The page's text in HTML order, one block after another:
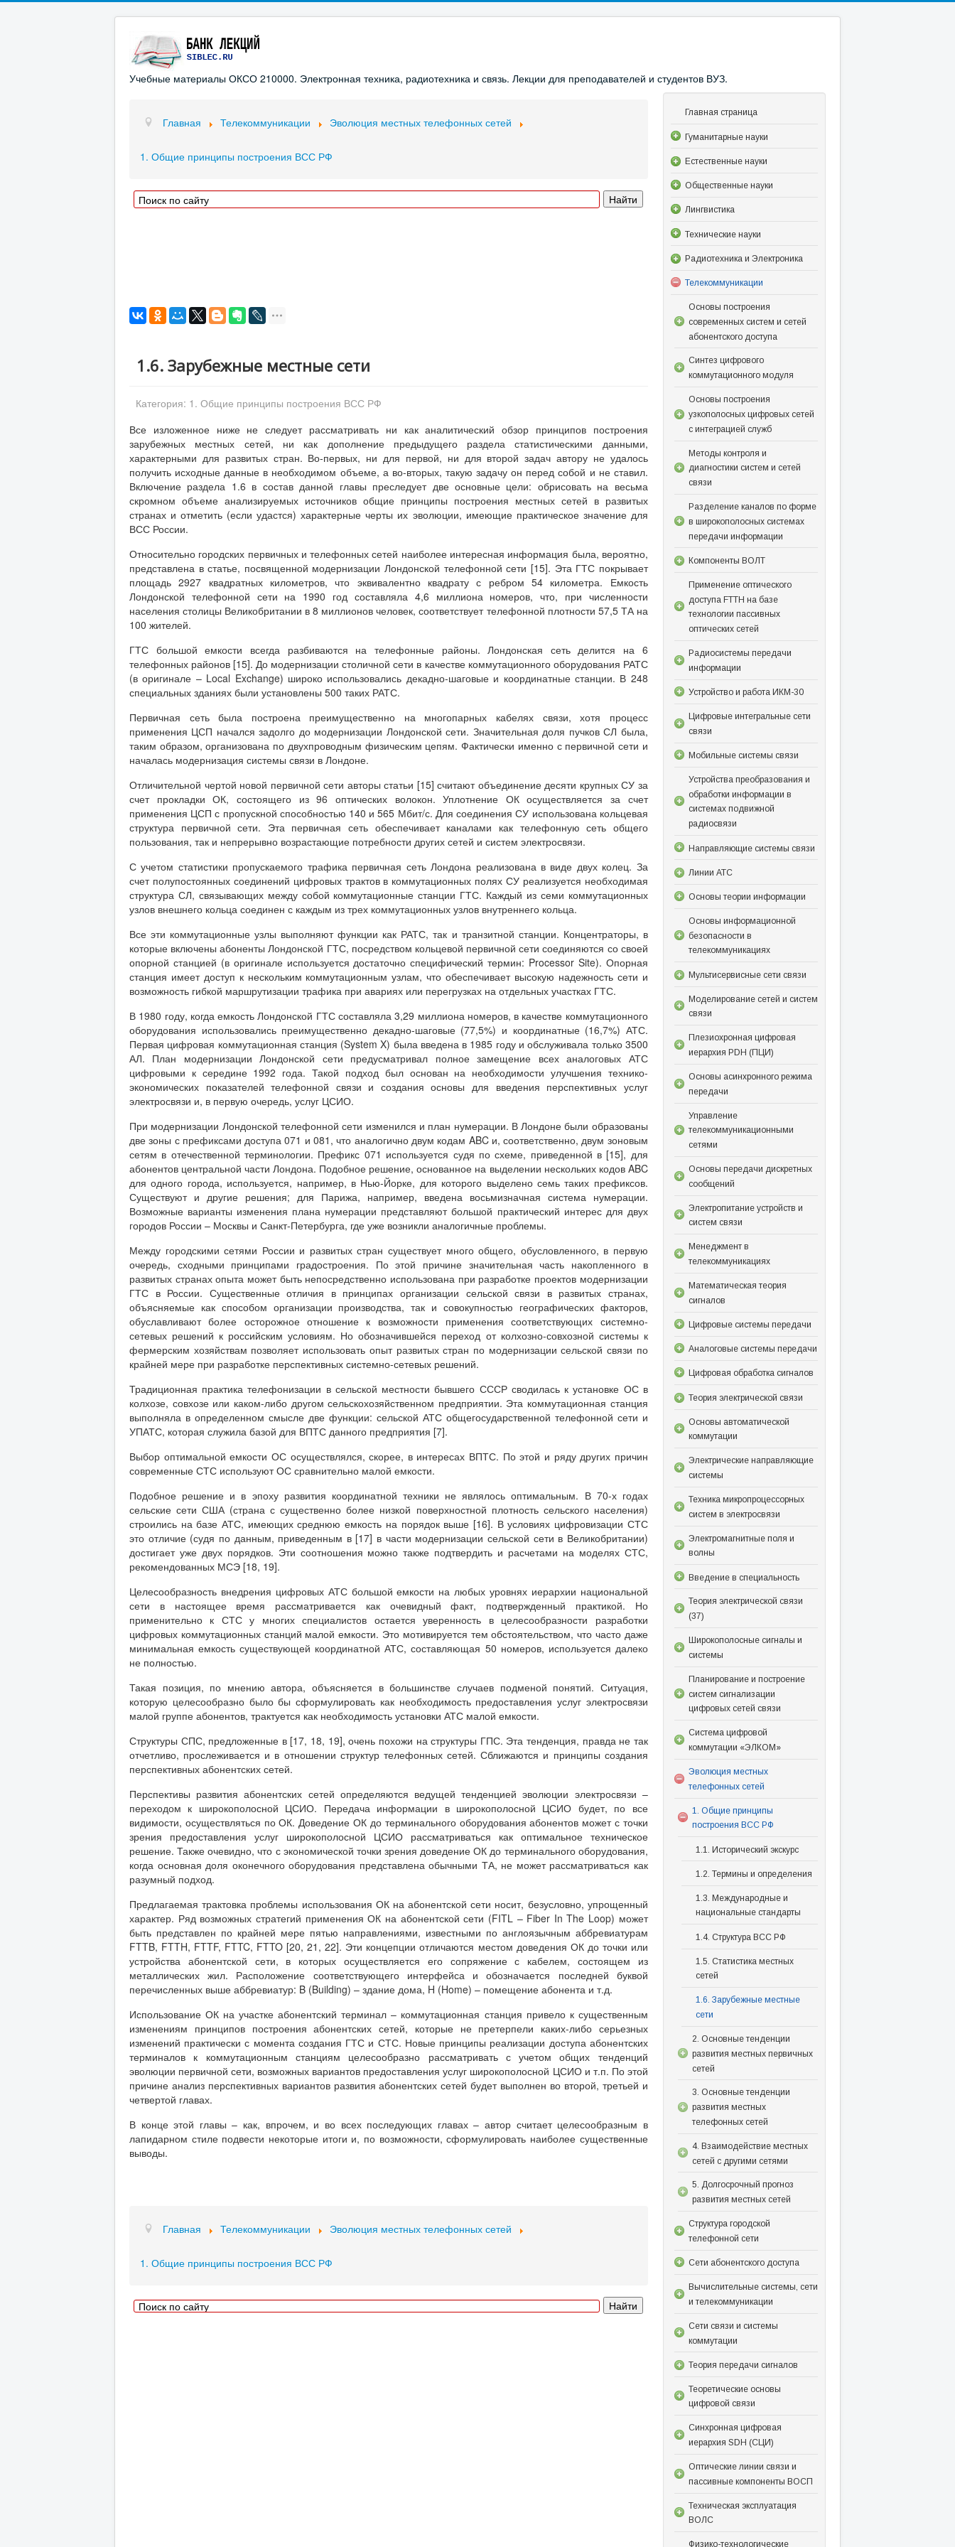
Учебные материалы ОКСО 210000. Электронная техника, радиотехника и связь. Лекции для преподавателей и студентов ВУЗ.
Главная Телекоммуникации Эволюция местных телефонных сетей
1. Общие принципы построения ВСС РФ
1.6. Зарубежные местные сети
Категория: 1. Общие принципы построения ВСС РФ
Все изложенное ниже не следует рассматривать ни как аналитический обзор принципов построения
зарубежных местных сетей, ни как дополнение предыдущего раздела статистическими данными,
характерными для развитых стран. Во-первых, ни для первой, ни для второй задач автору не удалось
получить исходные данные в необходимом объеме, а во-вторых, такую задачу он перед собой и не ставил.
Включение раздела 1.6 в состав данной главы преследует две основные цели: обрисовать на весьма
скромном объеме анализируемых источников общие принципы построения местных сетей в развитых
странах и отметить (если удастся) характерные черты их эволюции, имеющие практическое значение для
ВСС России.
Относительно городских первичных и телефонных сетей наиболее интересная информация была, вероятно,
представлена в статье, посвященной модернизации Лондонской телефонной сети [15]. Эта ГТС покрывает
площадь 2927 квадратных километров, что эквивалентно квадрату с ребром 54 километра. Емкость
Лондонской телефонной сети на 1990 год составляла 4,6 миллиона номеров, что, при численности
населения столицы Великобритании в 8 миллионов человек, соответствует телефонной плотности 57,5 ТА на
100 жителей.
ГТС большой емкости всегда разбиваются на телефонные районы. Лондонская сеть делится на 6
телефонных районов [15]. До модернизации столичной сети в качестве коммутационного оборудования РАТС
(в оригинале – Local Exchange) широко использовались декадно-шаговые и координатные станции. В 248
специальных зданиях были установлены 500 таких РАТС.
Первичная сеть была построена преимущественно на многопарных кабелях связи, хотя процесс
применения ЦСП начался задолго до модернизации Лондонской сети. Значительная доля пучков СЛ была,
таким образом, организована по двухпроводным физическим цепям. Фактически именно с первичной сети и
началась модернизация системы связи в Лондоне.
Отличительной чертой новой первичной сети авторы статьи [15] считают объединение десяти крупных СУ за
счет прокладки ОК, состоящего из 96 оптических волокон. Уплотнение ОК осуществляется за счет
применения ЦСП с пропускной способностью 140 и 565 Мбит/с. Для соединения СУ использована кольцевая
структура первичной сети. Эта первичная сеть обеспечивает каналами как телефонную сеть общего
пользования, так и непрерывно возрастающие потребности других сетей и систем электросвязи.
С учетом статистики пропускаемого трафика первичная сеть Лондона реализована в виде двух колец. За
счет полупостоянных соединений цифровых трактов в коммутационных полях СУ реализуется необходимая
структура СЛ, связывающих между собой коммутационные станции ГТС. Каждый из семи коммутационных
узлов внешнего кольца соединен с каждым из трех коммутационных узлов внутреннего кольца.
Все эти коммутационные узлы выполняют функции как РАТС, так и транзитной станции. Концентраторы, в
которые включены абоненты Лондонской ГТС, посредством кольцевой первичной сети соединяются со своей
опорной станцией (в оригинале используется достаточно специфический термин: Processor Site). Опорная
станция имеет доступ к нескольким коммутационным узлам, что обеспечивает высокую надежность сети и
возможность гибкой маршрутизации трафика при авариях или перегрузках на отдельных участках ГТС.
В 1980 году, когда емкость Лондонской ГТС составляла 3,29 миллиона номеров, в качестве коммутационного
оборудования использовались преимущественно декадно-шаговые (77,5%) и координатные (16,7%) АТС.
Первая цифровая коммутационная станция (System X) была введена в 1985 году и обслуживала только 3500
АЛ. План модернизации Лондонской сети предусматривал полное замещение всех аналоговых АТС
цифровыми к середине 1992 года. Такой подход был основан на необходимости улучшения технико-
экономических показателей телефонной связи и создания основы для введения перспективных услуг
электросвязи и, в первую очередь, услуг ЦСИО.
При модернизации Лондонской телефонной сети изменился и план нумерации. В Лондоне были образованы
две зоны с префиксами доступа 071 и 081, что аналогично двум кодам ABC и, соответственно, двум зоновым
сетям в отечественной терминологии. Префикс 071 используется судя по схеме, приведенной в [15], для
абонентов центральной части Лондона. Подобное решение, основанное на выделении нескольких кодов ABC
для одного города, используется, например, в Нью-Йорке, для которого выделено семь таких префиксов.
Существуют и другие решения; для Парижа, например, введена восьмизначная система нумерации.
Возможные варианты изменения плана нумерации представляют большой практический интерес для двух
городов России – Москвы и Санкт-Петербурга, где уже возникли аналогичные проблемы.
Между городскими сетями России и развитых стран существует много общего, обусловленного, в первую
очередь, сходными принципами градостроения. По этой причине значительная часть накопленного в
развитых странах опыта может быть непосредственно использована при разработке проектов модернизации
ГТС в России. Существенные отличия в принципах организации сельской связи в развитых странах,
объясняемые как способом организации производства, так и совокупностью географических факторов,
обуславливают более осторожное отношение к возможности применения соответствующих системно-
сетевых решений к российским условиям. Но обозначившейся переход от колхозно-совхозной системы к
фермерским хозяйствам позволяет использовать опыт развитых стран по модернизации сельской связи по
крайней мере при разработке перспективных системно-сетевых решений.
Традиционная практика телефонизации в сельской местности бывшего СССР сводилась к установке ОС в
колхозе, совхозе или каком-либо другом сельскохозяйственном предприятии. Эта коммутационная станция
выполняла в определенном смысле две функции: сельской АТС общегосударственной телефонной сети и
УПАТС, которая служила базой для ВПТС данного предприятия [7].
Выбор оптимальной емкости ОС осуществлялся, скорее, в интересах ВПТС. По этой и ряду других причин
современные СТС используют ОС сравнительно малой емкости.
Подобное решение и в эпоху развития координатной техники не являлось оптимальным. В 70-х годах
сельские сети США (страна с существенно более низкой поверхностной плотность сельского населения)
строились на базе АТС, имеющих среднюю емкость на порядок выше [16]. В условиях цифровизации СТС
это отличие (судя по данным, приведенным в [17] в части модернизации сельской сети в Великобритании)
достигает уже двух порядков. Эти соотношения можно также подтвердить и расчетами на моделях СТС,
рекомендованных МСЭ [18, 19].
Целесообразность внедрения цифровых АТС большой емкости на любых уровнях иерархии национальной
сети в настоящее время рассматривается как очевидный факт, подтвержденный практикой. Но
применительно к СТС у многих специалистов остается уверенность в целесообразности разработки
цифровых коммутационных станций малой емкости. Это мотивируется тем обстоятельством, что часто даже
минимальная емкость существующей координатной АТС, составляющая 50 номеров, используется далеко
не полностью.
Такая позиция, по мнению автора, объясняется в большинстве случаев подменой понятий. Ситуация,
которую целесообразно было бы сформулировать как необходимость предоставления услуг электросвязи
малой группе абонентов, трактуется как необходимость установки АТС малой емкости.
Структуры СПС, предложенные в [17, 18, 19], очень похожи на структуры ГПС. Эта тенденция, правда не так
отчетливо, прослеживается и в отношении структур телефонных сетей. Сближаются и принципы создания
перспективных абонентских сетей.
Перспективы развития абонентских сетей определяются ведущей тенденцией эволюции электросвязи –
переходом к широкополосной ЦСИО. Передача информации в широкополосной ЦСИО будет, по все
видимости, осуществляться по ОК. Доведение ОК до терминального оборудования абонентов может с точки
зрения предоставления услуг широкополосной ЦСИО рассматриваться как оптимальное техническое
решение. Также очевидно, что с экономической точки зрения доведение ОК до терминального оборудования,
когда основная доля оконечного оборудования представлена обычными ТА, не может рассматриваться как
разумный подход.
Предлагаемая трактовка проблемы использования ОК на абонентской сети носит, безусловно, упрощенный
характер. Ряд возможных стратегий применения ОК на абонентской сети (FITL – Fiber In The Loop) может
быть представлен по крайней мере пятью направлениями, известными по англоязычным аббревиатурам
FTTB, FTTH, FTTF, FTTC, FTTO [20, 21, 22]. Эти концепции отличаются местом доведения ОК до точки или
устройства абонентской сети, в которых осуществляется его сопряжение с кабелем, состоящем из
металлических жил. Расположение соответствующего интерфейса и обозначается последней буквой
перечисленных выше аббревиатур: B (Building) – здание дома, H (Home) – помещение абонента и т.д.
Использование ОК на участке абонентский терминал – коммутационная станция привело к существенным
изменениям принципов построения абонентских сетей, которые не претерпели каких-либо серьезных
изменений практически с момента создания ГТС и СТС. Новые принципы реализации доступа абонентских
терминалов к коммутационным станциям целесообразно рассматривать с учетом общих тенденций
эволюции первичной сети, возможных вариантов предоставления услуг широкополосной ЦСИО и т.п. По этой
причине анализ перспективных вариантов развития абонентских сетей будет выполнен во второй, третьей и
четвертой главах.
В конце этой главы – как, впрочем, и во всех последующих главах – автор считает целесообразным в
лапидарном стиле подвести некоторые итоги и, по возможности, сформулировать наиболее существенные
выводы.
Главная Телекоммуникации Эволюция местных телефонных сетей
1. Общие принципы построения ВСС РФ
Главная страница
Гуманитарные науки
Естественные науки
Общественные науки
Лингвистика
Технические науки
Радиотехника и Электроника
Телекоммуникации
Основы построения
современных систем и сетей
абонентского доступа
Синтез цифрового
коммутационного модуля
Основы построения
узкополосных цифровых сетей
с интеграцией служб
Методы контроля и
диагностики систем и сетей
связи
Разделение каналов по форме
в широкополосных системах
передачи информации
Компоненты ВОЛТ
Применение оптического
доступа FTTH на базе
технологии пассивных
оптических сетей
Радиосистемы передачи
информации
Устройство и работа ИКМ-30
Цифровые интегральные сети
связи
Мобильные системы связи
Устройства преобразования и
обработки информации в
системах подвижной
радиосвязи
Направляющие системы связи
Линии АТС
Основы теории информации
Основы информационной
безопасности в
телекоммуникациях
Мультисервисные сети связи
Моделирование сетей и систем
связи
Плезиохронная цифровая
иерархия PDH (ПЦИ)
Основы асинхронного режима
передачи
Управление
телекоммуникационными
сетями
Основы передачи дискретных
сообщений
Электропитание устройств и
систем связи
Менеджмент в
телекоммуникациях
Математическая теория
сигналов
Цифровые системы передачи
Аналоговые системы передачи
Цифровая обработка сигналов
Теория электрической связи
Основы автоматической
коммутации
Электрические направляющие
системы
Техника микропроцессорных
систем в электросвязи
Электромагнитные поля и
волны
Введение в специальность
Теория электрической связи
(37)
Широкополосные сигналы и
системы
Планирование и построение
систем сигнализации
цифровых сетей связи
Система цифровой
коммутации «ЭЛКОМ»
Эволюция местных
телефонных сетей
1. Общие принципы
построения ВСС РФ
1.1. Исторический экскурс
1.2. Термины и определения
1.3. Международные и
национальные стандарты
1.4. Структура ВСС РФ
1.5. Статистика местных
сетей
1.6. Зарубежные местные
сети
2. Основные тенденции
развития местных первичных
сетей
3. Основные тенденции
развития местных
телефонных сетей
4. Взаимодействие местных
сетей с другими сетями
5. Долгосрочный прогноз
развития местных сетей
Структура городской
телефонной сети
Сети абонентского доступа
Вычислительные системы, сети
и телекоммуникации
Сети связи и системы
коммутации
Теория передачи сигналов
Теоретические основы
цифровой связи
Синхронная цифровая
иерархия SDH (СЦИ)
Оптические линии связи и
пассивные компоненты ВОСП
Техническая эксплуатация
ВОЛС
Физико-технологические